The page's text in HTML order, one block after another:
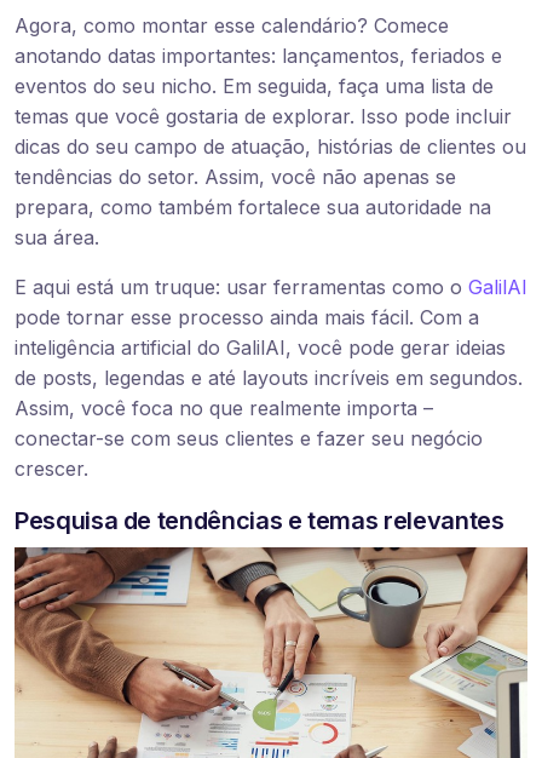
Agora, como montar esse calendário? Comece
anotando datas importantes: lançamentos, feriados e
eventos do seu nicho. Em seguida, faça uma lista de
temas que você gostaria de explorar. Isso pode incluir
dicas do seu campo de atuação, histórias de clientes ou
tendências do setor. Assim, você não apenas se
prepara, como também fortalece sua autoridade na
sua área.
E aqui está um truque: usar ferramentas como o GalilAI
pode tornar esse processo ainda mais fácil. Com a
inteligência artificial do GalilAI, você pode gerar ideias
de posts, legendas e até layouts incríveis em segundos.
Assim, você foca no que realmente importa –
conectar-se com seus clientes e fazer seu negócio
crescer.
Pesquisa de tendências e temas relevantes